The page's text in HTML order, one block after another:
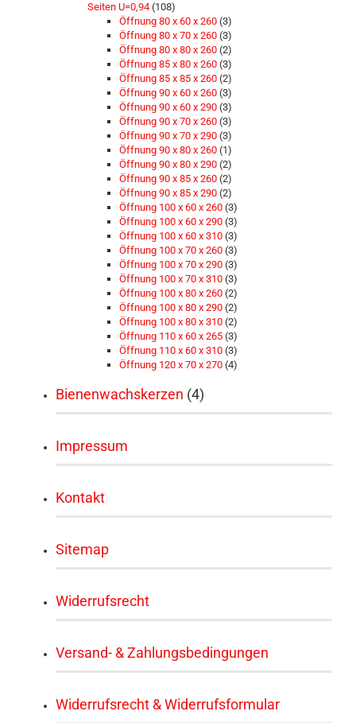
Seiten U=0,94 (108)
Öffnung 80 x 60 x 260 (3)
Öffnung 80 x 70 x 260 (3)
Öffnung 80 x 80 x 260 (2)
Öffnung 85 x 80 x 260 (3)
Öffnung 85 x 85 x 260 (2)
Öffnung 90 x 60 x 260 (3)
Öffnung 90 x 60 x 290 (3)
Öffnung 90 x 70 x 260 (3)
Öffnung 90 x 70 x 290 (3)
Öffnung 90 x 80 x 260 (1)
Öffnung 90 x 80 x 290 (2)
Öffnung 90 x 85 x 260 (2)
Öffnung 90 x 85 x 290 (2)
Öffnung 100 x 60 x 260 (3)
Öffnung 100 x 60 x 290 (3)
Öffnung 100 x 60 x 310 (3)
Öffnung 100 x 70 x 260 (3)
Öffnung 100 x 70 x 290 (3)
Öffnung 100 x 70 x 310 (3)
Öffnung 100 x 80 x 260 (2)
Öffnung 100 x 80 x 290 (2)
Öffnung 100 x 80 x 310 (2)
Öffnung 110 x 60 x 265 (3)
Öffnung 110 x 60 x 310 (3)
Öffnung 120 x 70 x 270 (4)
Bienenwachskerzen (4)
Impressum
Kontakt
Sitemap
Widerrufsrecht
Versand- & Zahlungsbedingungen
Widerrufsrecht & Widerrufsformular